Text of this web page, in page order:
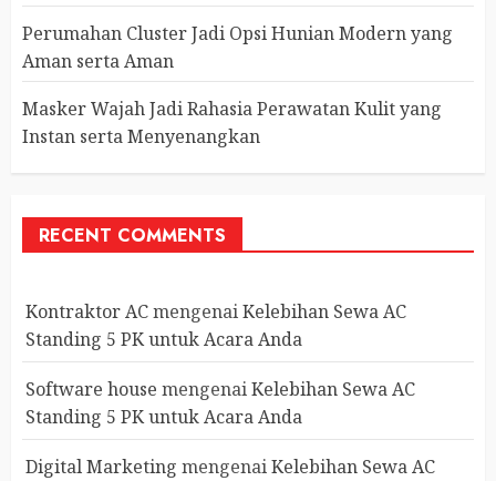
Perumahan Cluster Jadi Opsi Hunian Modern yang
Aman serta Aman
Masker Wajah Jadi Rahasia Perawatan Kulit yang
Instan serta Menyenangkan
RECENT COMMENTS
Kontraktor ACmengenaiKelebihan Sewa AC
Standing 5 PK untuk Acara Anda
Software house mengenaiKelebihan Sewa AC
Standing 5 PK untuk Acara Anda
Digital Marketing mengenaiKelebihan Sewa AC